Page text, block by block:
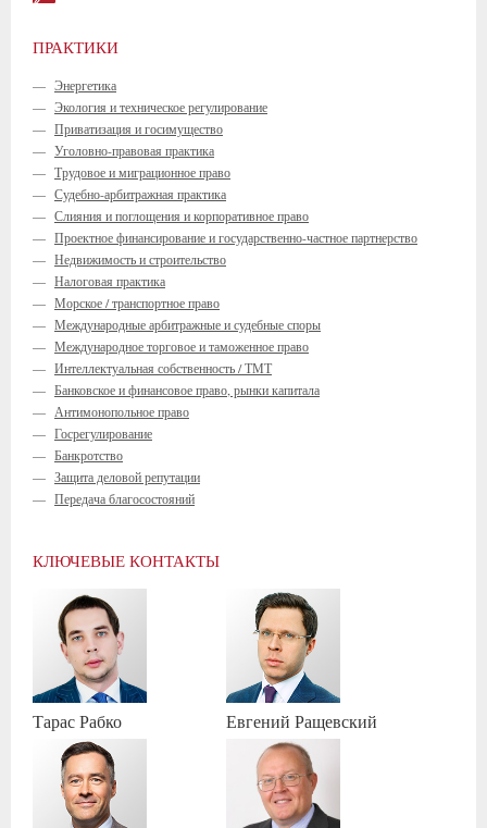
ПРАКТИКИ
— Энергетика
— Экология и техническое регулирование
— Приватизация и госимущество
— Уголовно-правовая практика
— Трудовое и миграционное право
— Судебно-арбитражная практика
— Слияния и поглощения и корпоративное право
— Проектное финансирование и государственно-частное партнерство
— Недвижимость и строительство
— Налоговая практика
— Морское / транспортное право
— Международные арбитражные и судебные споры
— Международное торговое и таможенное право
— Интеллектуальная собственность / ТМТ
— Банковское и финансовое право, рынки капитала
— Антимонопольное право
— Госрегулирование
— Банкротство
— Защита деловой репутации
— Передача благосостояний
КЛЮЧЕВЫЕ КОНТАКТЫ
ТарасРабко Евгений Ращевский